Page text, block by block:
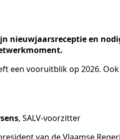
nieuwjaarsreceptie en
een vooruitblik op 2026. Ook
, SALV-voorzitter